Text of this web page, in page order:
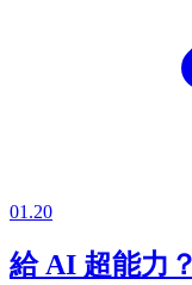
01.20
給 AI 超能力